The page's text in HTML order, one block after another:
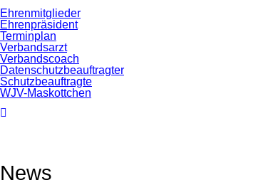
Ehrenmitglieder
Ehrenpräsident
Terminplan
Verbandsarzt
Verbandscoach
Datenschutz­beauftragter
Schutzbeauftragte
WJV-Maskottchen
News